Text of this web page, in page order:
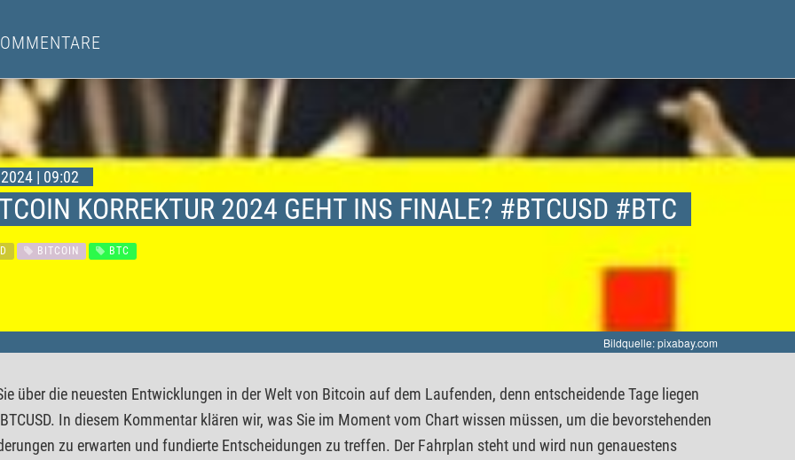
| 09:02
KORREKTUR 2024 GEHT INS FINALE? #BTCUSD #BTC
BITCOIN BTC
Bildquelle: pixabay.com
über die neuesten Entwicklungen in der Welt von Bitcoin auf dem Laufenden, denn entscheidende Tage liegen
In diesem Kommentar klären wir, was Sie im Moment vom Chart wissen müssen, um die bevorstehenden
zu erwarten und fundierte Entscheidungen zu treffen. Der Fahrplan steht und wird nun genauestens